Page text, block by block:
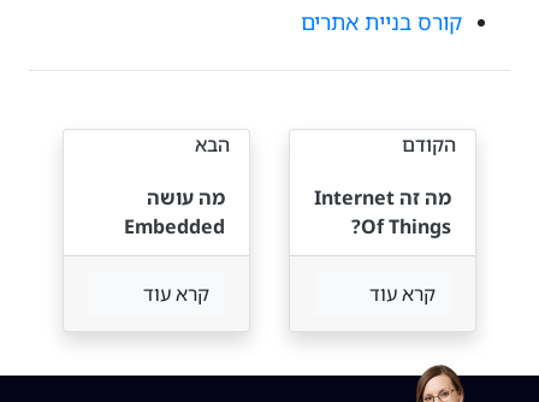
קורס בניית אתרים
הבא
מה עושה
Embedded
Engineer?
קרא עוד
הקודם
מה זה Internet
Of Things?
קרא עוד